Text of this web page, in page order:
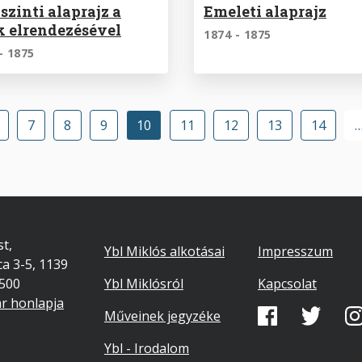
alaprajz a
elrendezésével
1875
Emeleti alaprajz
1874 - 1875
Oldalszámozás
Oldal
7 Oldal
8 Oldal
9
Jelenlegi
oldal
10 Oldal
11 Oldal
12 Oldal
13 Oldal
14 …
3-5, 1139
honlapja
Footer
Ybl Miklós alkotásai
Ybl Miklósról
Műveinek jegyzéke
Ybl - Irodalom
Lábléc
Impresszum
Kapcsolat
Közösségi
média